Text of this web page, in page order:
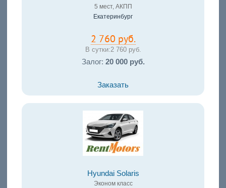
5 мест, АКПП
Екатеринбург
2 760 руб.
В сутки:2 760 руб.
Залог: 20 000 руб.
Заказать
Hyundai Solaris
Эконом класс